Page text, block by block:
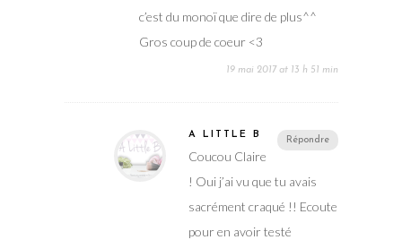
c’est du monoï que dire de plus^^
Gros coup de coeur <3
19 mai 2017 at 13 h 51 min
Répondre
A LITTLE B
Coucou Claire
! Oui j’ai vu que tu avais
sacrément craqué !! Ecoute
pour en avoir testé